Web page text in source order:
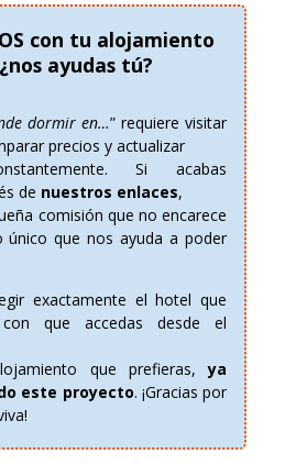
con tu alojamiento
ayudas tú?
dormir en…” requiere visitar
precios y actualizar
Si acabas
de nuestros enlaces,
comisión que no encarece
único que nos ayuda a poder
exactamente el hotel que
con que accedas desde el
que prefieras,ya
este proyecto. ¡Gracias por